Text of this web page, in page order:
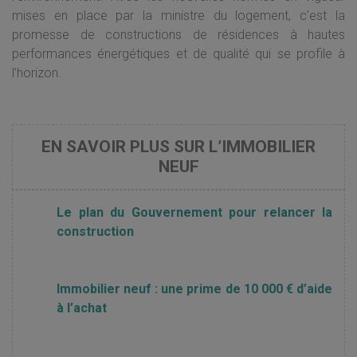
mises en place par la ministre du logement, c’est la
promesse de constructions de résidences à hautes
performances énergétiques et de qualité qui se profile à
l’horizon.
EN SAVOIR PLUS SUR L’IMMOBILIER
NEUF
Le plan du Gouvernement pour relancer la
construction
Immobilier neuf : une prime de 10 000 € d’aide
à l’achat